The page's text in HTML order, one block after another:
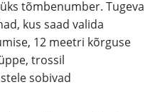
tõmbenumber. Tugeva
kus saad valida
12 meetri kõrguse
trossil
sobivad